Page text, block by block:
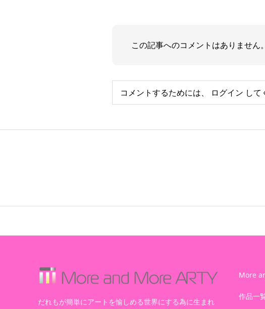
この記事へのコメントはありません。
コメントするためには、 ログイン して
だれもが簡単にアートを愉しめる世界にする為に生まれ
More
作品一